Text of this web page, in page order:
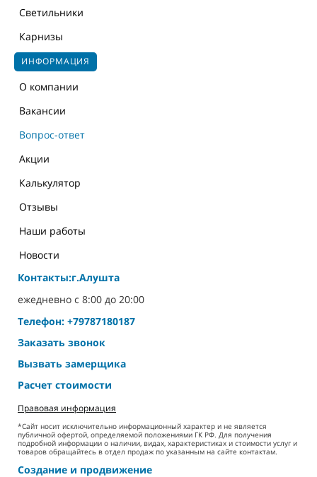
Светильники
Карнизы
ИНФОРМАЦИЯ
О компании
Вакансии
Вопрос-ответ
Акции
Калькулятор
Отзывы
Наши работы
Новости
Контакты:г.Алушта
ежедневно с 8:00 до 20:00
Телефон: +79787180187
Заказать звонок
Вызвать замерщика
Расчет стоимости
Правовая информация
*Сайт носит исключительно информационный характер и не является
публичной офертой, определяемой положениями ГК РФ. Для получения
подробной информации о наличии, видах, характеристиках и стоимости услуг и
товаров обращайтесь в отдел продаж по указанным на сайте контактам.
Создание и продвижение